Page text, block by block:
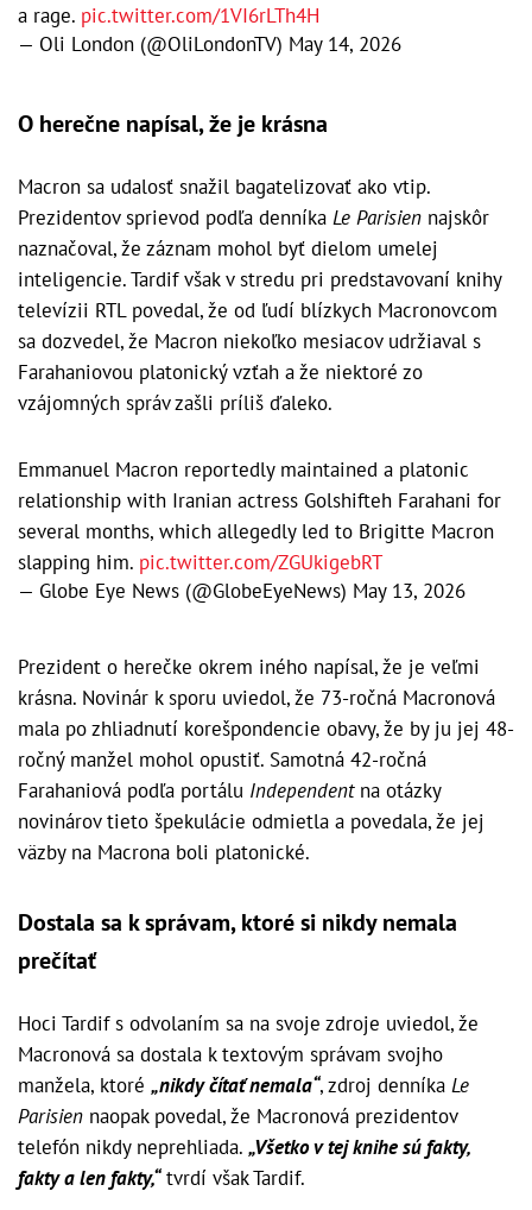
a rage. pic.twitter.com/1VI6rLTh4H
— Oli London (@OliLondonTV) May 14, 2026
O herečne napísal, že je krásna
Macron sa udalosť snažil bagatelizovať ako vtip.
Prezidentov sprievod podľa denníka Le Parisien najskôr
naznačoval, že záznam mohol byť dielom umelej
inteligencie. Tardif však v stredu pri predstavovaní knihy
televízii RTL povedal, že od ľudí blízkych Macronovcom
sa dozvedel, že Macron niekoľko mesiacov udržiaval s
Farahaniovou platonický vzťah a že niektoré zo
vzájomných správ zašli príliš ďaleko.
Emmanuel Macron reportedly maintained a platonic
relationship with Iranian actress Golshifteh Farahani for
several months, which allegedly led to Brigitte Macron
slapping him. pic.twitter.com/ZGUkigebRT
— Globe Eye News (@GlobeEyeNews) May 13, 2026
Prezident o herečke okrem iného napísal, že je veľmi
krásna. Novinár k sporu uviedol, že 73-ročná Macronová
mala po zhliadnutí korešpondencie obavy, že by ju jej 48-
ročný manžel mohol opustiť. Samotná 42-ročná
Farahaniová podľa portálu Independentna otázky
novinárov tieto špekulácie odmietla a povedala, že jej
väzby na Macrona boli platonické.
Dostala sa k správam, ktoré si nikdy nemala
prečítať
Hoci Tardif s odvolaním sa na svoje zdroje uviedol, že
Macronová sa dostala k textovým správam svojho
manžela, ktoré „nikdy čítať nemala“, zdroj denníka Le
Parisien naopak povedal, že Macronová prezidentov
telefón nikdy neprehliada. „Všetko v tej knihe sú fakty,
fakty a len fakty,“tvrdí však Tardif.